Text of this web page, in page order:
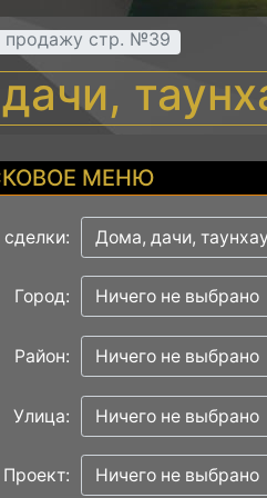
продажу стр. №39
МЕНЮ
сделки: Дома, дачи,
Город: Ничего не выбрано
Район: Ничего не выбрано
Улица: Ничего не выбрано
Проект: Ничего не выбрано